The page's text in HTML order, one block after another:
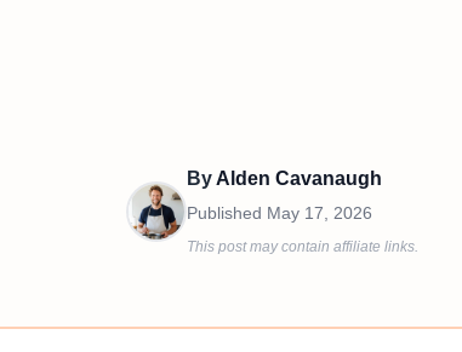
ByAlden Cavanaugh
Published May 17, 2026
This post may contain affiliate links.